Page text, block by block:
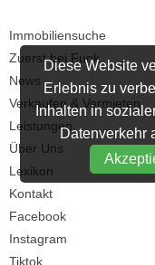
Diese Website
Erlebnis zu
Inhalten in
Datenverkehr
Immobiliensuche
Zuerst bei Funk
News
Verkaufen & Vermieten
Leistungen
Über Uns
Lexikon
Kontakt
Facebook
Instagram
Tiktok